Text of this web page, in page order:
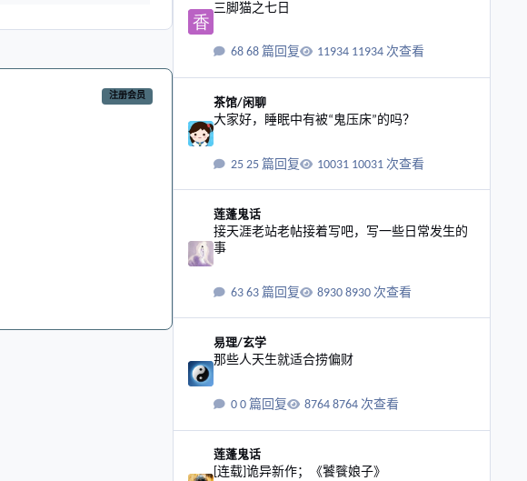
注册会员
三脚猫之七日
68 篇回复 11934 次查看
茶馆/闲聊
大家好，睡眠中有被“鬼压床”的吗？
25 篇回复 10031 次查看
莲蓬鬼话
接天涯老站老帖接着写吧，写一些日常发生的
事
63 篇回复 8930 次查看
那些人天生就适合捞偏财
易理/玄学
那些人天生就适合捞偏财
0 篇回复 8764 次查看
莲蓬鬼话
[连载]诡异新作；《饕餮娘子》